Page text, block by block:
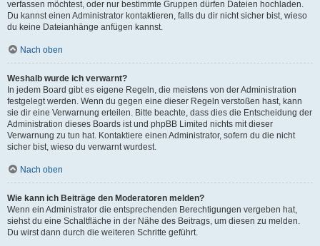
verfassen möchtest, oder nur bestimmte Gruppen dürfen Dateien hochladen.
Du kannst einen Administrator kontaktieren, falls du dir nicht sicher bist, wieso
du keine Dateianhänge anfügen kannst.
Nach oben
Weshalb wurde ich verwarnt?
In jedem Board gibt es eigene Regeln, die meistens von der Administration
festgelegt werden. Wenn du gegen eine dieser Regeln verstoßen hast, kann
sie dir eine Verwarnung erteilen. Bitte beachte, dass dies die Entscheidung der
Administration dieses Boards ist und phpBB Limited nichts mit dieser
Verwarnung zu tun hat. Kontaktiere einen Administrator, sofern du die nicht
sicher bist, wieso du verwarnt wurdest.
Nach oben
Wie kann ich Beiträge den Moderatoren melden?
Wenn ein Administrator die entsprechenden Berechtigungen vergeben hat,
siehst du eine Schaltfläche in der Nähe des Beitrags, um diesen zu melden.
Du wirst dann durch die weiteren Schritte geführt.